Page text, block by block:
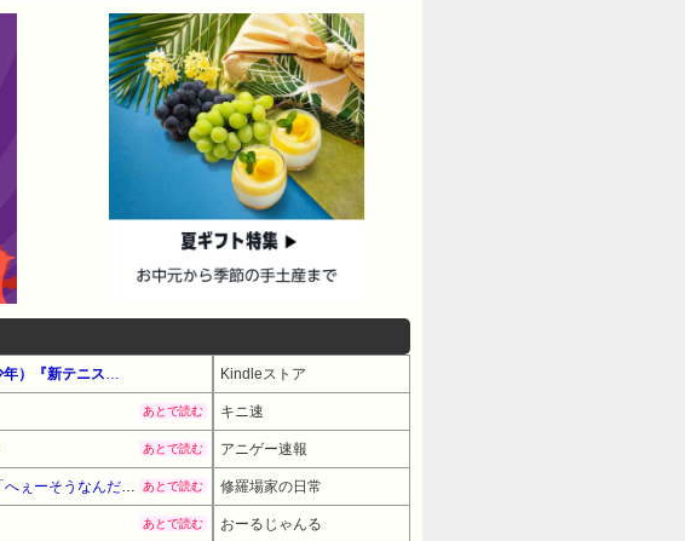
【最大50%還元】Amazon公式マンガ毎週末セール「アツいスポーツマンガ」（#マンガ・少年）『新テニスの王子様』『ひゃくえむ。』『ドッジ弾子』他 Kindleストア
あとで読む キニ速
あとで読む アニゲー速報
好みのタイプの話になった時に、彼「俺は尽くされたいけど、何もしてあげないよ？」私「へぇーそうなんだー」→その後… あとで読む 修羅場家の日常
あとで読む おーるじゃんる